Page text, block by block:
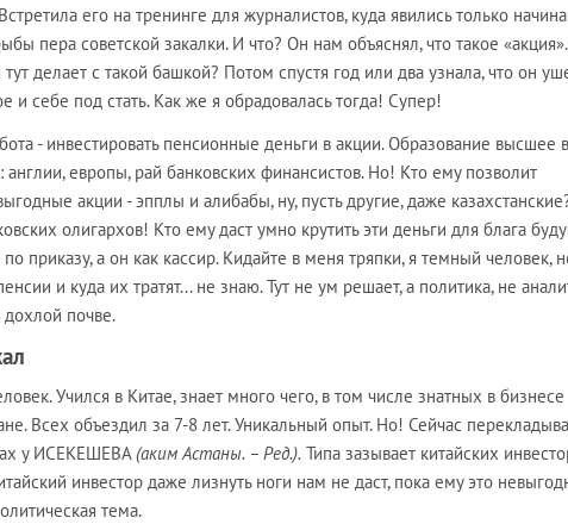
его на тренинге для журналистов, куда явились только
пера советской закалки. И что? Он нам объяснял, что такое
делает с такой башкой? Потом спустя год или два узнала, что он
и себе под стать. Как же я обрадовалась тогда! Супер!
- инвестировать пенсионные деньги в акции. Образование высшее в
европы, рай банковских финансистов. Но! Кто ему позволит
акции - эпплы и алибабы, ну, пусть другие, даже
олигархов! Кто ему даст умно крутить эти деньги для блага
приказу, а он как кассир. Кидайте в меня тряпки, я темный человек,
и куда их тратят... не знаю. Тут не ум решает, а политика, не
дохлой почве.
Учился в Китае, знает много чего, в том числе знатных в бизнесе
Всех объездил за 7-8 лет. Уникальный опыт. Но! Сейчас
у ИСЕКЕШЕВА(аким Астаны. – Ред.). Типа зазывает китайских
инвестор даже лизнуть ноги нам не даст, пока ему это
тема.